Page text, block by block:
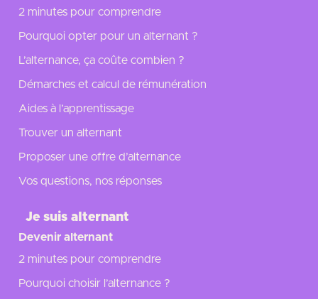
2 minutes pour comprendre
Pourquoi opter pour un alternant ?
L’alternance, ça coûte combien ?
Démarches et calcul de rémunération
Aides à l’apprentissage
Trouver un alternant
Proposer une offre d’alternance
Vos questions, nos réponses
Je suis alternant
Devenir alternant
2 minutes pour comprendre
Pourquoi choisir l’alternance ?